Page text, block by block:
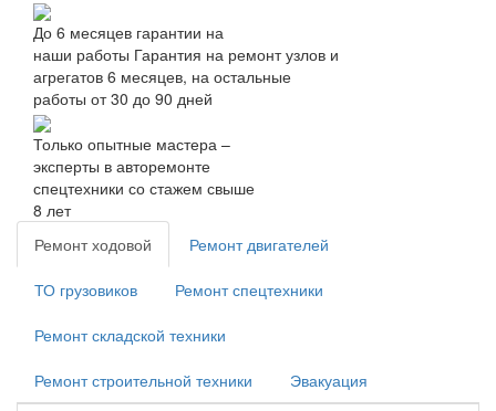
До 6 месяцев гарантии на
наши работы Гарантия на ремонт узлов и
агрегатов 6 месяцев, на остальные
работы от 30 до 90 дней
Только опытные мастера –
эксперты в авторемонте
спецтехники со стажем свыше
8 лет
Ремонт ходовой
Ремонт двигателей
ТО грузовиков Ремонт спецтехники
Ремонт складской техники
Ремонт строительной техники
Эвакуация